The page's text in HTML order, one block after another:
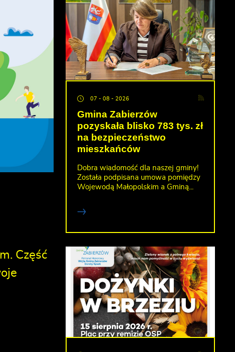
Część
07 - 08 - 2026
Gmina Zabierzów
pozyskała blisko 783 tys. zł
na bezpieczeństwo
mieszkańców
Dobra wiadomość dla naszej gminy!
Została podpisana umowa pomiędzy
Wojewodą Małopolskim a Gminą...